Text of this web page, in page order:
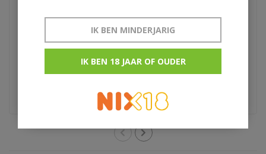
Aura Teranino
Barefoot Jammy Red
75cl
€7,50
IK BEN MINDERJARIG
IK BEN 18 JAAR OF OUDER